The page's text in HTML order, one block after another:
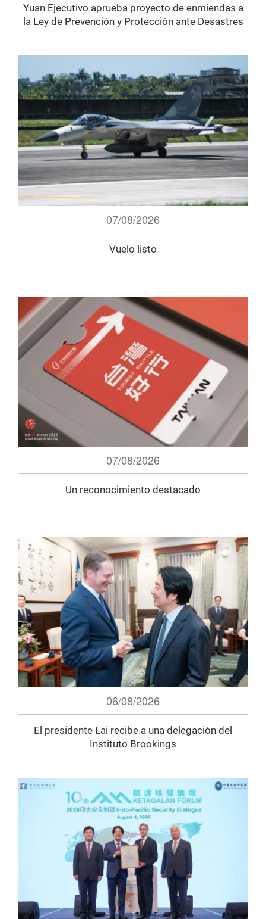
Yuan Ejecutivo aprueba proyecto de enmiendas a
la Ley de Prevención y Protección ante Desastres
07/08/2026
Vuelo listo
07/08/2026
Un reconocimiento destacado
06/08/2026
El presidente Lai recibe a una delegación del
Instituto Brookings